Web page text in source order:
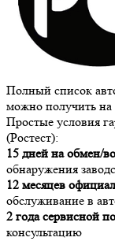
Полный список
можно получить
Простые условия
(Ростест):
15 дней на обмен/
обнаружения
12 месяцев
обслуживание в
2 года сервисной
консультацию